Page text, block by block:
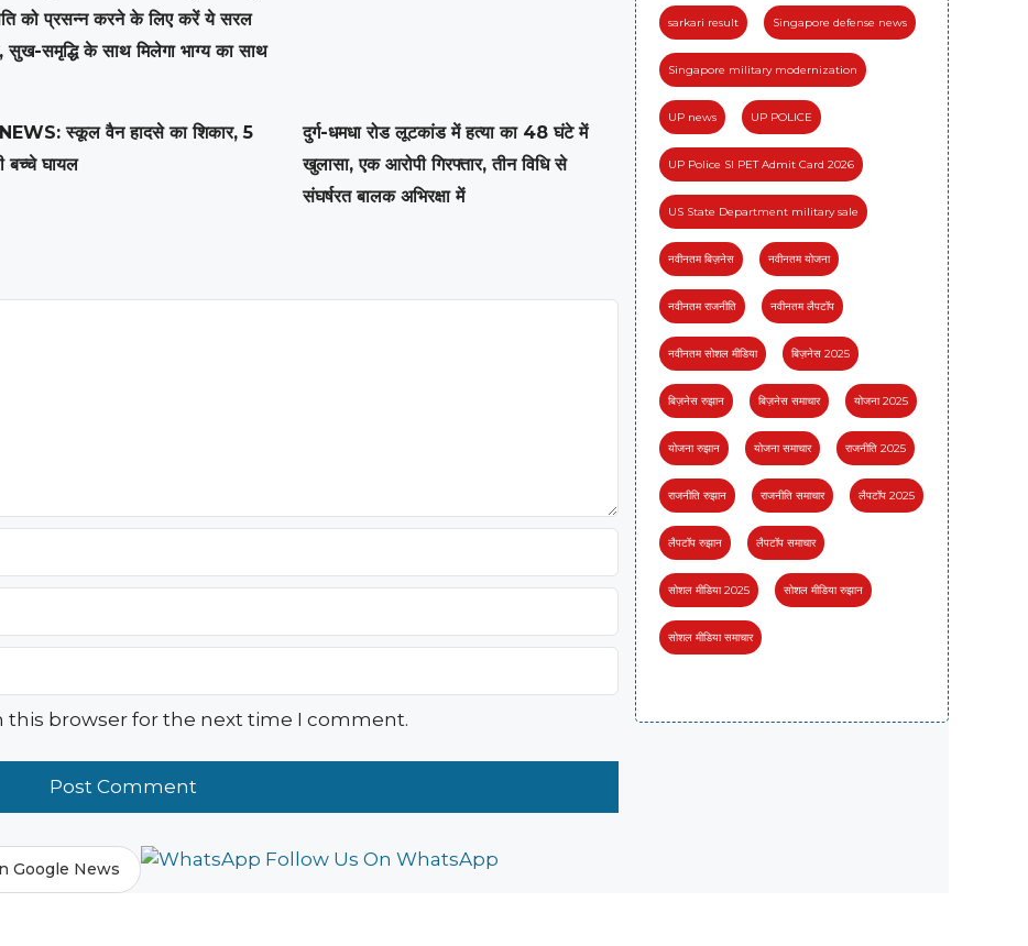
को प्रसन्न करने के लिए करें ये सरल
सुख-समृद्धि के साथ मिलेगा भाग्य का साथ
स्कूल वैन हादसे का शिकार, 5
बच्चे घायल
दुर्ग-धमधा रोड लूटकांड में हत्या का 48 घंटे में
खुलासा, एक आरोपी गिरफ्तार, तीन विधि से
संघर्षरत बालक अभिरक्षा में
this browser for the next time I comment.
Google News Follow Us On WhatsApp
sarkari result Singapore defense news
Singapore military modernization
UP news UP POLICE
UP Police SI PET Admit Card 2026
US State Department military sale
नवीनतम बिज़नेस नवीनतम योजना
नवीनतम राजनीति नवीनतम लैपटॉप
नवीनतम सोशल मीडिया बिज़नेस 2025
बिज़नेस रुझान बिज़नेस समाचार योजना 2025
योजना रुझान योजना समाचार राजनीति 2025
राजनीति रुझान राजनीति समाचार लैपटॉप 2025
लैपटॉप रुझान लैपटॉप समाचार
सोशल मीडिया 2025 सोशल मीडिया रुझान
सोशल मीडिया समाचार